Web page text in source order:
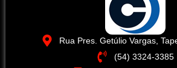
Rua Pres. Getúlio Vargas,
(54) 3324-3385